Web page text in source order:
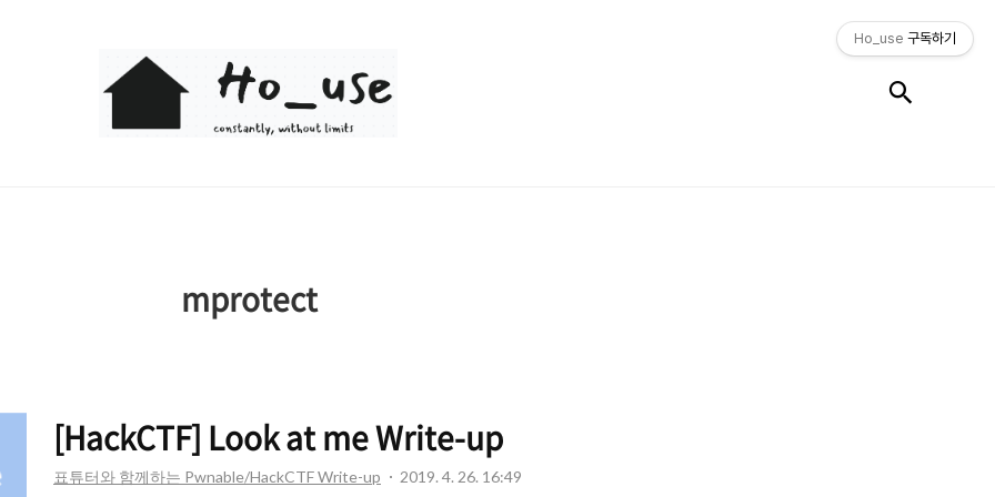
Ho_use
mprotect
[HackCTF] Look at me Write-up
표튜터와 함께하는 Pwnable/HackCTF Write-up 2019. 4. 26. 16:49
Ho_use 구독하기